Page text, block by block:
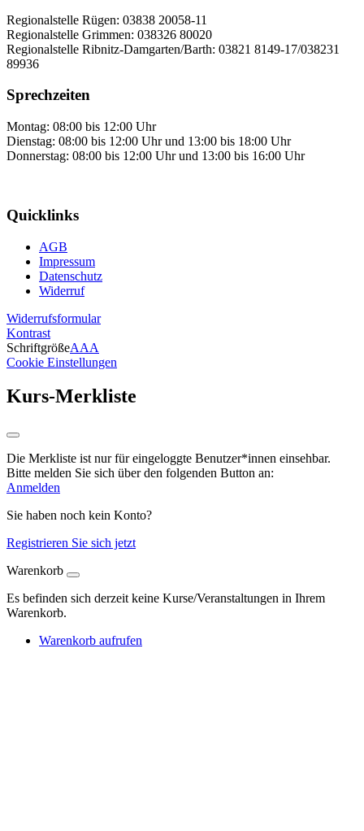
Regionalstelle Rügen: 03838 20058-11
Regionalstelle Grimmen: 038326 80020
Regionalstelle Ribnitz-Damgarten/Barth: 03821 8149-17/038231
89936
Sprechzeiten
Montag: 08:00 bis 12:00 Uhr
Dienstag: 08:00 bis 12:00 Uhr und 13:00 bis 18:00 Uhr
Donnerstag: 08:00 bis 12:00 Uhr und 13:00 bis 16:00 Uhr
Quicklinks
AGB
Impressum
Datenschutz
Widerruf
Widerrufsformular
Kontrast
SchriftgrößeAAA
Cookie Einstellungen
Kurs-Merkliste
Die Merkliste ist nur für eingeloggte Benutzer*innen einsehbar.
Bitte melden Sie sich über den folgenden Button an:
Anmelden
Sie haben noch kein Konto?
Registrieren Sie sich jetzt
Warenkorb
Es befinden sich derzeit keine Kurse/Veranstaltungen in Ihrem
Warenkorb.
Warenkorb aufrufen